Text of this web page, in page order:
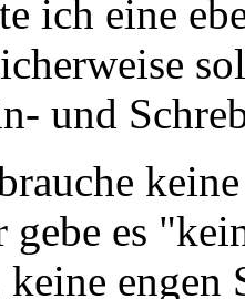
ich eine
und
gebe es
engen